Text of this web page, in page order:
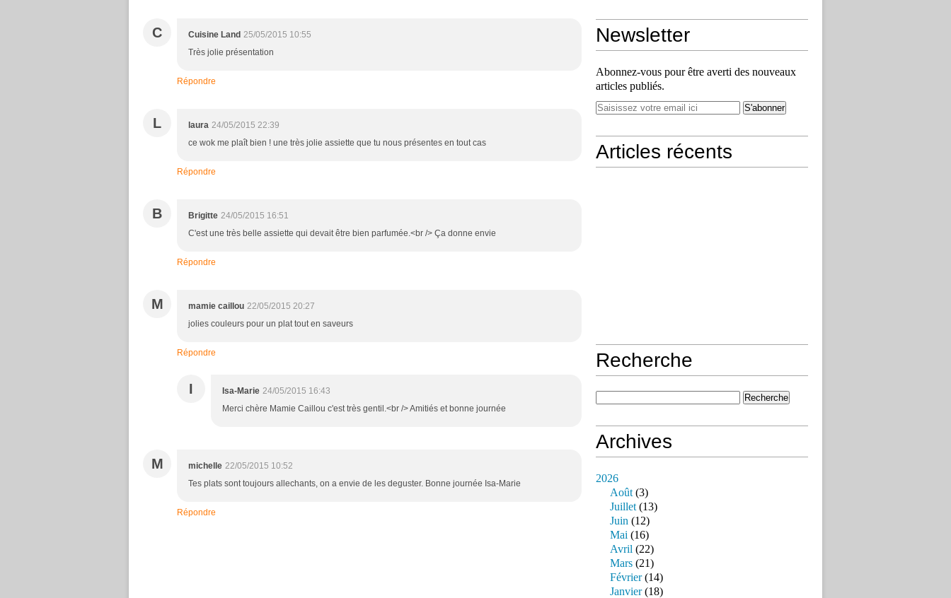
C Cuisine Land 25/05/2015 10:55
Très jolie présentation
Répondre
L laura 24/05/2015 22:39
ce wok me plaît bien ! une très jolie assiette que tu nous présentes en tout cas
Répondre
B Brigitte 24/05/2015 16:51
C'est une très belle assiette qui devait être bien parfumée.<br /> Ça donne envie
Répondre
M mamie caillou 22/05/2015 20:27
jolies couleurs pour un plat tout en saveurs
Répondre
I Isa-Marie 24/05/2015 16:43
Merci chère Mamie Caillou c'est très gentil.<br /> Amitiés et bonne journée
M michelle 22/05/2015 10:52
Tes plats sont toujours allechants, on a envie de les deguster. Bonne journée Isa-Marie
Répondre
Newsletter
Abonnez-vous pour être averti des nouveaux
articles publiés.
Articles récents
Recherche
Archives
2026
Août(3)
Juillet(13)
Juin (12)
Mai (16)
Avril (22)
Mars (21)
Février(14)
Janvier(18)